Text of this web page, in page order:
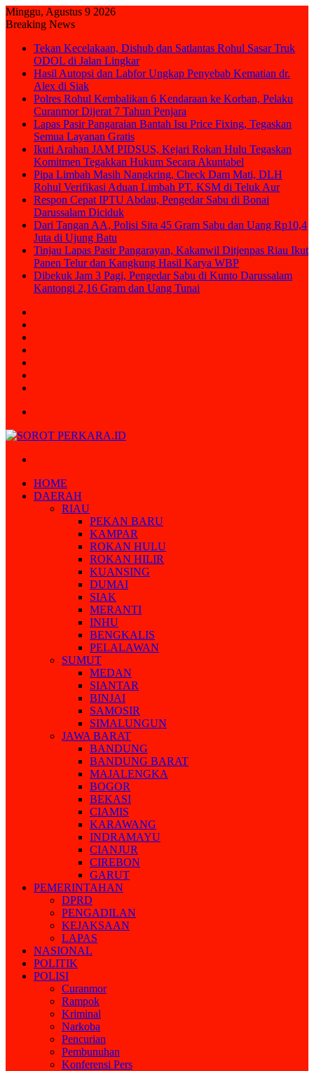
Minggu, Agustus 9 2026
Breaking News
Tekan Kecelakaan, Dishub dan Satlantas Rohul Sasar Truk
ODOL di Jalan Lingkar
Hasil Autopsi dan Labfor Ungkap Penyebab Kematian dr.
Alex di Siak
Polres Rohul Kembalikan 6 Kendaraan ke Korban, Pelaku
Curanmor Dijerat 7 Tahun Penjara
Lapas Pasir Pangaraian Bantah Isu Price Fixing, Tegaskan
Semua Layanan Gratis
Ikuti Arahan JAM PIDSUS, Kejari Rokan Hulu Tegaskan
Komitmen Tegakkan Hukum Secara Akuntabel
Pipa Limbah Masih Nangkring, Check Dam Mati, DLH
Rohul Verifikasi Aduan Limbah PT. KSM di Teluk Aur
Respon Cepat IPTU Abdau, Pengedar Sabu di Bonai
Darussalam Diciduk
Dari Tangan AA, Polisi Sita 45 Gram Sabu dan Uang Rp10,4
Juta di Ujung Batu
Tinjau Lapas Pasir Pangarayan, Kakanwil Ditjenpas Riau Ikut
Panen Telur dan Kangkung Hasil Karya WBP
Dibekuk Jam 3 Pagi, Pengedar Sabu di Kunto Darussalam
Kantongi 2,16 Gram dan Uang Tunai
HOME
DAERAH
RIAU
PEKAN BARU
KAMPAR
ROKAN HULU
ROKAN HILIR
KUANSING
DUMAI
SIAK
MERANTI
INHU
BENGKALIS
PELALAWAN
SUMUT
MEDAN
SIANTAR
BINJAI
SAMOSIR
SIMALUNGUN
JAWA BARAT
BANDUNG
BANDUNG BARAT
MAJALENGKA
BOGOR
BEKASI
CIAMIS
KARAWANG
INDRAMAYU
CIANJUR
CIREBON
GARUT
PEMERINTAHAN
DPRD
PENGADILAN
KEJAKSAAN
LAPAS
NASIONAL
POLITIK
POLISI
Curanmor
Rampok
Kriminal
Narkoba
Pencurian
Pembunuhan
Konferensi Pers